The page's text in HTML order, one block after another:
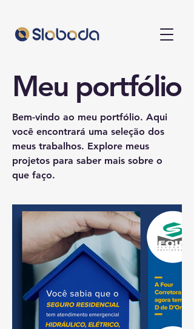
Meu portfólio
Bem-vindo ao meu portfólio. Aqui
você encontrará uma seleção dos
meus trabalhos. Explore meus
projetos para saber mais sobre o
que faço.